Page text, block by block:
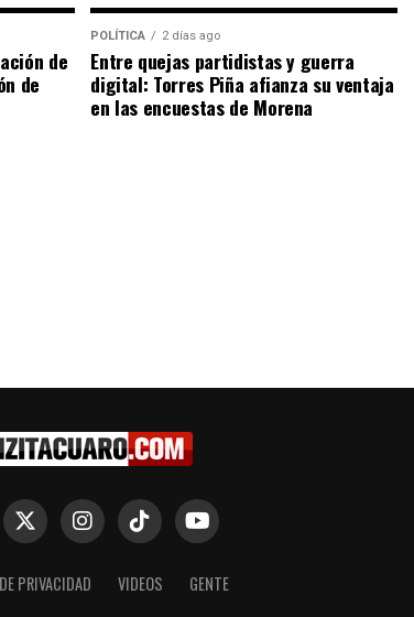
de
de
POLÍTICA 2 días ago
Entre quejas partidistas y guerra
digital: Torres Piña afianza su ventaja
en las encuestas de Morena
PRIVACIDAD VIDEOS GENTE